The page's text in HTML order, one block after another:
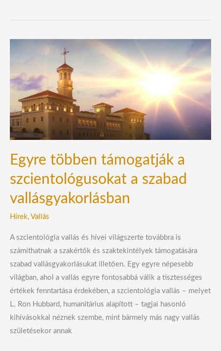
Egyre többen támogatják a
szcientológusokat a szabad
vallásgyakorlásban
Hírek, Vallás
A szcientológia vallás és hívei világszerte továbbra is
számíthatnak a szakértők és szaktekintélyek támogatására
szabad vallásgyakorlásukat illetően. Egy egyre népesebb
világban, ahol a vallás egyre fontosabbá válik a tisztességes
értékek fenntartása érdekében, a szcientológia vallás – melyet
L. Ron Hubbard, humanitárius alapított – tagjai hasonló
kihívásokkal néznek szembe, mint bármely más nagy vallás
születésekor annak
a
szcientológusokat
a
szabad
vallásgyakorlásban